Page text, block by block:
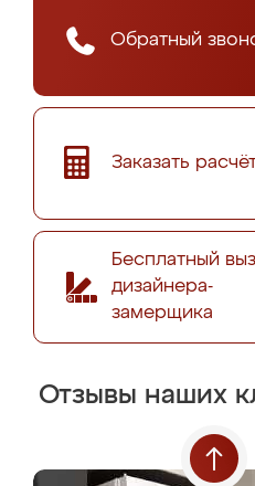
Обратный
Заказать
Бесплатный
дизайнера-
замерщика
Отзывы наших